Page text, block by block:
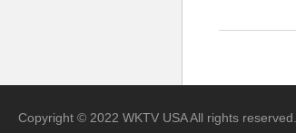
Copyright © 2022 WKTV USA All rights reserved.